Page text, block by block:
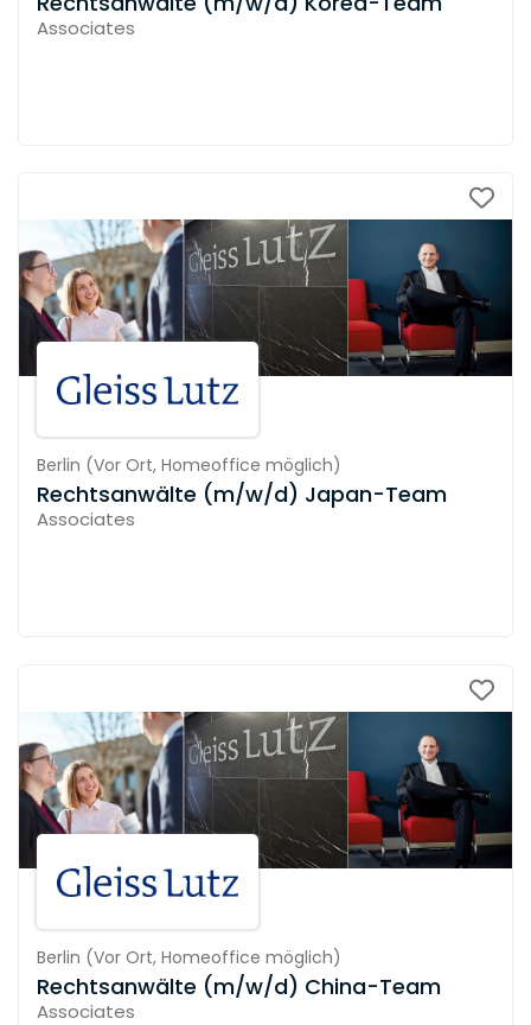
Associates
Berlin (Vor Ort, Homeoffice möglich)
Rechtsanwälte (m/w/d) Japan-Team
Associates
Berlin (Vor Ort, Homeoffice möglich)
Rechtsanwälte (m/w/d) China-Team
Associates